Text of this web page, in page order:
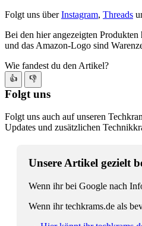
Folgt uns überInstagram, Threads
Bei den hier angezeigten
und das Amazon-Logo sind
Wie fandest du den Artikel?
👍 👎
Folgt uns
Folgt uns auch auf unseren
Updates und zusätzlichen
Unsere Artikel gezielt
Wenn ihr bei Google nach
Wenn ihr techkrams.de als